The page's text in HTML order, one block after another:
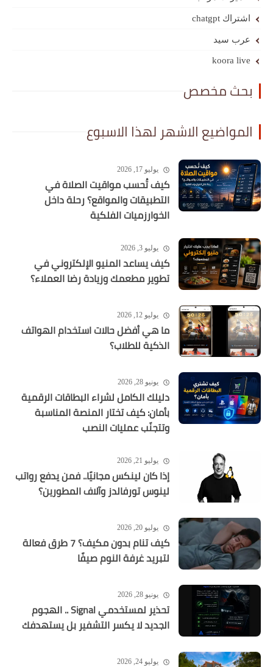
الاشهر لهذا الاسبوع
يوليو 17, 2026
كيف تُحسب مواقيت الصلاة في
التطبيقات والمواقع؟ رحلة داخل
الخوارزميات الفلكية
يوليو 3, 2026
كيف يساعد المنيو الإلكتروني في
تطوير مطعمك وزيادة رضا العملاء؟
يوليو 12, 2026
ما هي أفضل حالات استخدام الهواتف
الذكية للطلاب؟
يونيو 28, 2026
دليلك الكامل لشراء البطاقات الرقمية
بأمان: كيف تختار المنصة المناسبة
وتتجنّب عمليات النصب
إذا كان لينكس مجانيًا.. فمن يدفع رواتب
لينوس تورفالدز وآلاف المطورين؟
كيف تنام بدون مكيف؟ 7 طرق فعالة
لتبريد غرفة النوم صيفًا
يونيو 28, 2026
تحذير لمستخدمي Signal .. الهجوم
الجديد لا يكسر التشفير بل يستهدفك
يوليو 24, 2026